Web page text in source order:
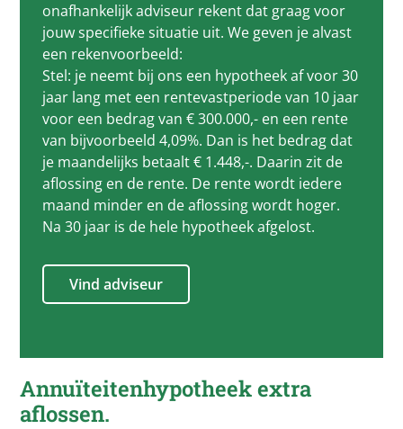
onafhankelijk adviseur rekent dat graag voor
jouw specifieke situatie uit. We geven je alvast
een rekenvoorbeeld:
Stel: je neemt bij ons een hypotheek af voor 30
jaar lang met een rentevastperiode van 10 jaar
voor een bedrag van € 300.000,- en een rente
van bijvoorbeeld 4,09%. Dan is het bedrag dat
je maandelijks betaalt € 1.448,-. Daarin zit de
aflossing en de rente. De rente wordt iedere
maand minder en de aflossing wordt hoger.
Na 30 jaar is de hele hypotheek afgelost.
Vind adviseur
Annuïteitenhypotheek extra
aflossen.